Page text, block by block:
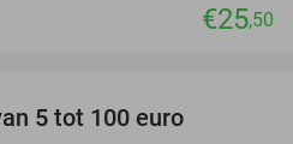
€25,50
5 tot 100 euro